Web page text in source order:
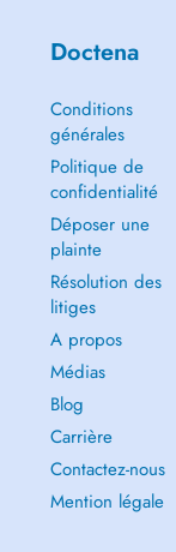
Doctena
Conditions
générales
Politique de
confidentialité
Déposer une
plainte
Résolution des
litiges
A propos
Médias
Blog
Carrière
Contactez-nous
Mention légale